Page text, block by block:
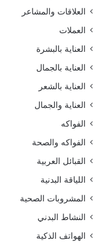
العلاقات والمشاعر
العملات
العناية بالبشرة
العناية بالجمال
العناية بالشعر
العناية والجمال
الفواكه
الفواكه والصحة
القبائل العربية
اللياقة البدنية
المشروبات الصحية
النشاط البدني
الهواتف الذكية